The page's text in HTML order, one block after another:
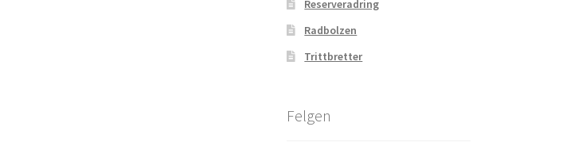
Reserveradring
Radbolzen
Trittbretter
Felgen